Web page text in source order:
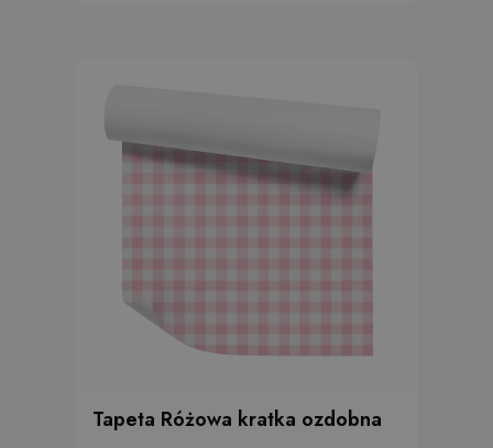
Tapeta Różowa kratka ozdobna